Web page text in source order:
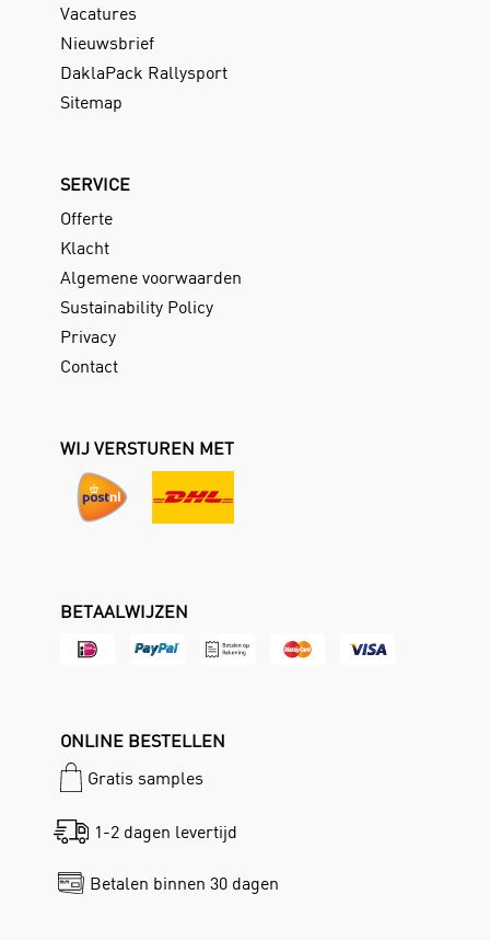
Vacatures
Nieuwsbrief
DaklaPack Rallysport
Sitemap
SERVICE
Offerte
Klacht
Algemene voorwaarden
Sustainability Policy
Privacy
Contact
WIJ VERSTUREN MET
BETAALWIJZEN
ONLINE BESTELLEN
Gratis samples
1-2 dagen levertijd
Betalen binnen 30 dagen